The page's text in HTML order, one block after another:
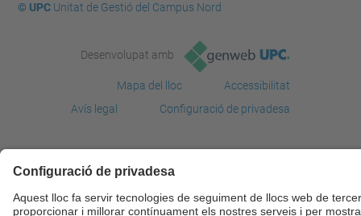
© UPCUnitat de Gestió del Campus Nord
Desenvolupat amb
Mapa del lloc
Accessibilitat
Avís legal
Configuració de privadesa